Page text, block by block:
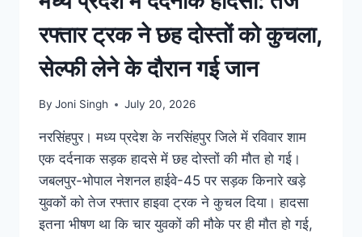
रफ्तार ट्रक ने छह दोस्तों को कुचला,
सेल्फी लेने के दौरान गई जान
By Joni Singh July 20, 2026
नरसिंहपुर। मध्य प्रदेश के नरसिंहपुर जिले में रविवार शाम
एक दर्दनाक सड़क हादसे में छह दोस्तों की मौत हो गई।
जबलपुर-भोपाल नेशनल हाईवे-45 पर सड़क किनारे खड़े
युवकों को तेज रफ्तार हाइवा ट्रक ने कुचल दिया। हादसा
इतना भीषण था कि चार युवकों की मौके पर ही मौत हो गई,